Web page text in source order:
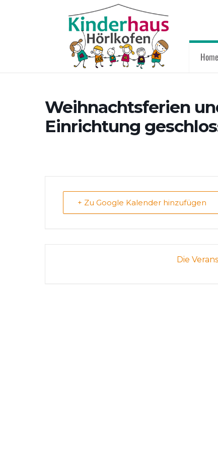
Home
Weihnachtsferien
Einrichtung
+ Zu Google Kalender hinzufügen
Die